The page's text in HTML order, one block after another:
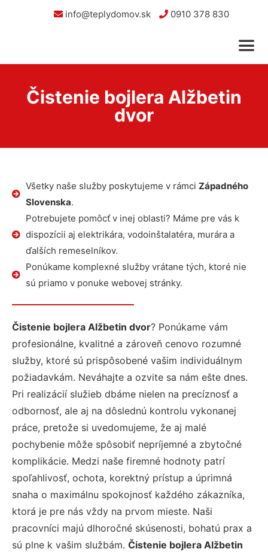
info@teplydomov.sk 0910 378 830
Čistenie bojlera Alžbetin
dvor
Všetky naše služby poskytujeme v rámci Západného
Slovenska.
Potrebujete pomôcť v inej oblasti? Máme pre vás k
dispozícii aj elektrikára, vodoinštalatéra, murára a
ďalších remeselníkov.
Ponúkame komplexné služby vrátane tých, ktoré nie
sú priamo v ponuke webovej stránky.
Čistenie bojlera Alžbetin dvor? Ponúkame vám
profesionálne, kvalitné a zároveň cenovo rozumné
služby, ktoré sú prispôsobené vašim individuálnym
požiadavkám. Neváhajte a ozvite sa nám ešte dnes.
Pri realizácií služieb dbáme nielen na precíznosť a
odbornosť, ale aj na dôslednú kontrolu vykonanej
práce, pretože si uvedomujeme, že aj malé
pochybenie môže spôsobiť nepríjemné a zbytočné
komplikácie. Medzi naše firemné hodnoty patrí
spoľahlivosť, ochota, korektný prístup a úprimná
snaha o maximálnu spokojnosť každého zákazníka,
ktorá je pre nás vždy na prvom mieste. Naši
pracovníci majú dlhoročné skúsenosti, bohatú prax a
sú plne k vašim službám. Čistenie bojlera Alžbetin